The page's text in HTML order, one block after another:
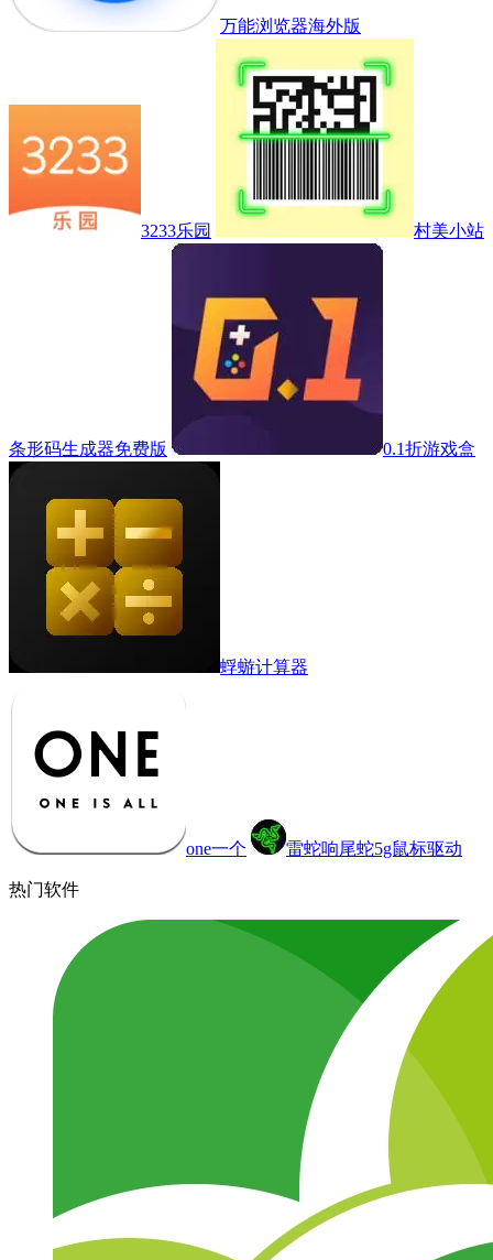
万能浏览器海外版
3233乐园 村美小站
条形码生成器免费版 0.1折游戏盒
蜉蝣计算器
one一个 雷蛇响尾蛇5g鼠标驱动
热门软件